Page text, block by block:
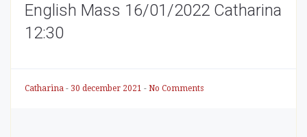
English Mass 16/01/2022 Catharina
12:30
Catharina - 30 december 2021 - No Comments